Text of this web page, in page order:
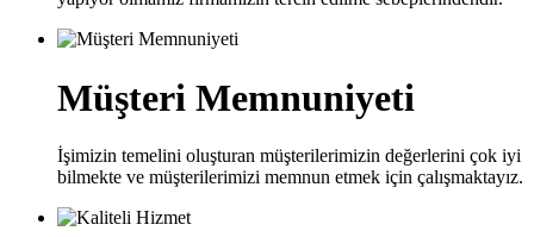
Müşteri Memnuniyeti
İşimizin temelini oluşturan müşterilerimizin değerlerini çok iyi
bilmekte ve müşterilerimizi memnun etmek için çalışmaktayız.